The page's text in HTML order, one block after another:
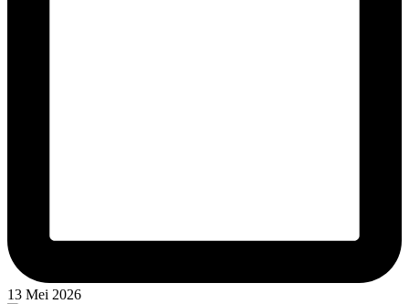
13 Mei 2026